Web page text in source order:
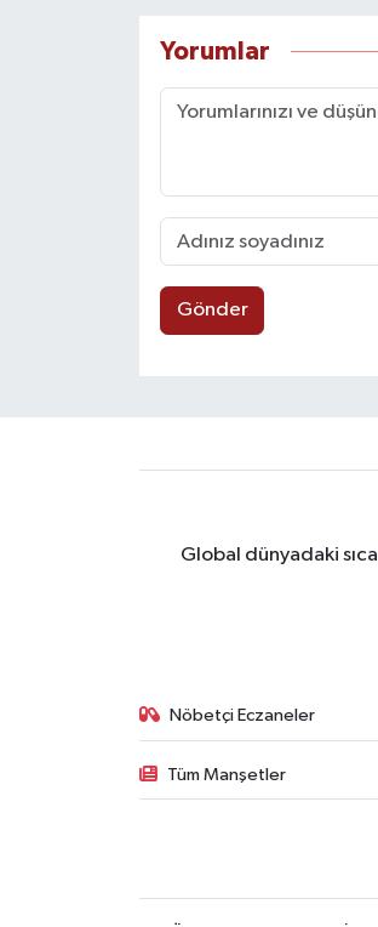
Yorumlar
Gönder
Global dünyadaki
Nöbetçi Eczaneler
Tüm Manşetler